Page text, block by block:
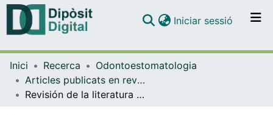
Navega per tot el DD
Iniciar sessió (current)
Inici Recerca
Odontoestomatologia
Articles publicats en revistes (Odontoestomatologia)
Revisión de la literatura periodontal 1991